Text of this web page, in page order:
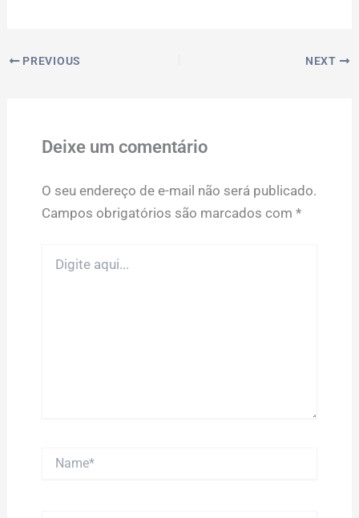
PREVIOUS NEXT
Deixe um comentário
O seu endereço de e-mail não será publicado.
Campos obrigatórios são marcados com *
aqui...